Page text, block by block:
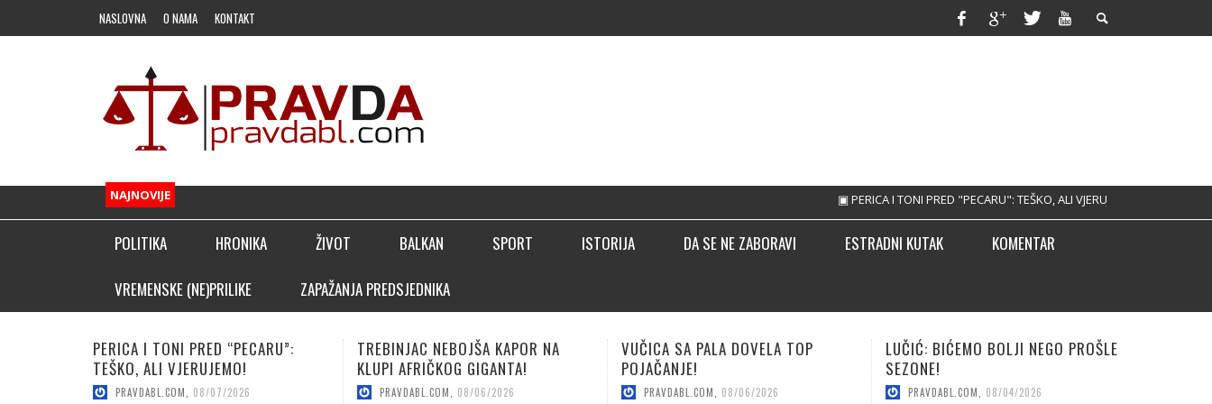
NASLOVNA O NAMA KONTAKT
NAJNOVIJE ▣ PERICA I TONI PRED "PECARU": TEŠKO, ALI VJERUJEMO!
POLITIKA HRONIKA ŽIVOT BALKAN SPORT
FUDBAL
KLADIONIČARSKI KUTAK
ISTORIJA DA SE NE ZABORAVI ESTRADNI KUTAK KOMENTAR
VREMENSKE (NE)PRILIKE ZAPAŽANJA PREDSJEDNIKA
TREBINJAC NEBOJŠA KAPOR NA
KLUPI AFRIČKOG GIGANTA!
PRAVDABL.COM, 08/06/2026
VUČICA SA PALA DOVELA TOP
POJAČANJE!
PRAVDABL.COM, 08/06/2026
LUČIĆ: BIĆEMO BOLJI NEGO PROŠLE
SEZONE!
PRAVDABL.COM, 08/04/2026
KUNIĆ ZA JAČI NAPAD BORCA!